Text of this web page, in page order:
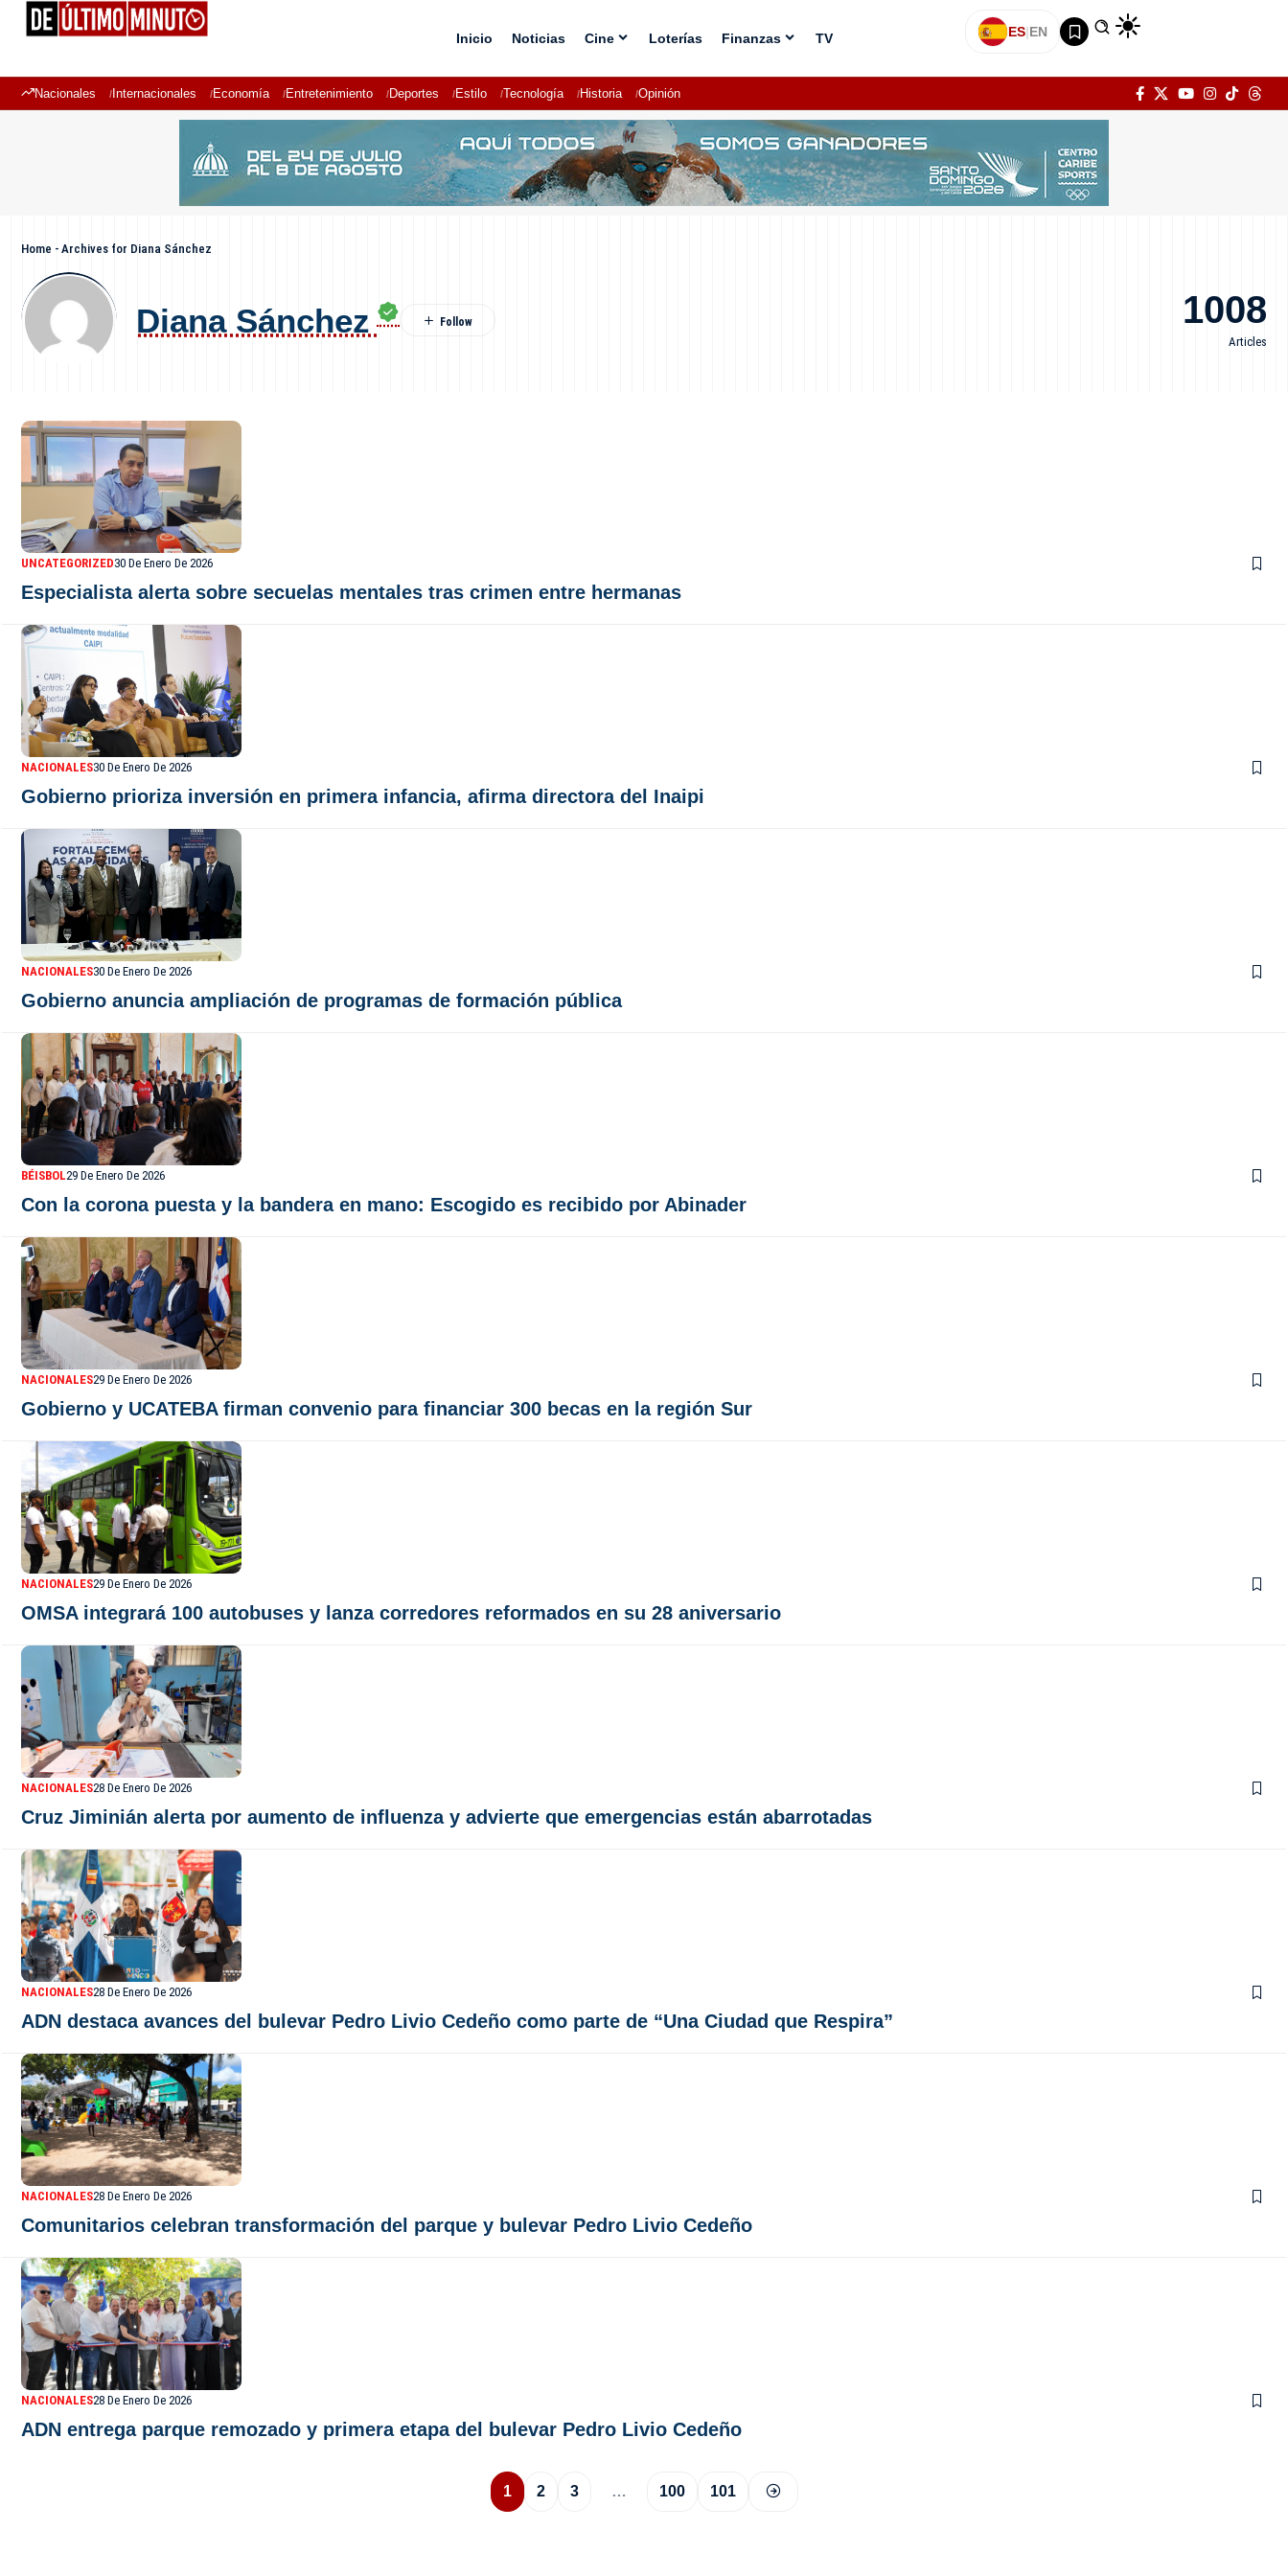
Inicio Noticias Cine Loterías Finanzas TV ES|EN
Nacionales Internacionales Economía Entretenimiento Deportes Estilo Tecnología Historia Opinión
Home - Archives for Diana Sánchez
Diana Sánchez 1008
Articles
UNCATEGORIZED30 De Enero De 2026
Especialista alerta sobre secuelas mentales tras crimen entre hermanas
NACIONALES30 De Enero De 2026
Gobierno prioriza inversión en primera infancia, afirma directora del Inaipi
NACIONALES30 De Enero De 2026
Gobierno anuncia ampliación de programas de formación pública
BÉISBOL29 De Enero De 2026
Con la corona puesta y la bandera en mano: Escogido es recibido por Abinader
NACIONALES29 De Enero De 2026
Gobierno y UCATEBA firman convenio para financiar 300 becas en la región Sur
NACIONALES29 De Enero De 2026
OMSA integrará 100 autobuses y lanza corredores reformados en su 28 aniversario
NACIONALES28 De Enero De 2026
Cruz Jiminián alerta por aumento de influenza y advierte que emergencias están abarrotadas
NACIONALES28 De Enero De 2026
ADN destaca avances del bulevar Pedro Livio Cedeño como parte de “Una Ciudad que Respira”
NACIONALES28 De Enero De 2026
Comunitarios celebran transformación del parque y bulevar Pedro Livio Cedeño
NACIONALES28 De Enero De 2026
ADN entrega parque remozado y primera etapa del bulevar Pedro Livio Cedeño
1 2 3 … 100 101